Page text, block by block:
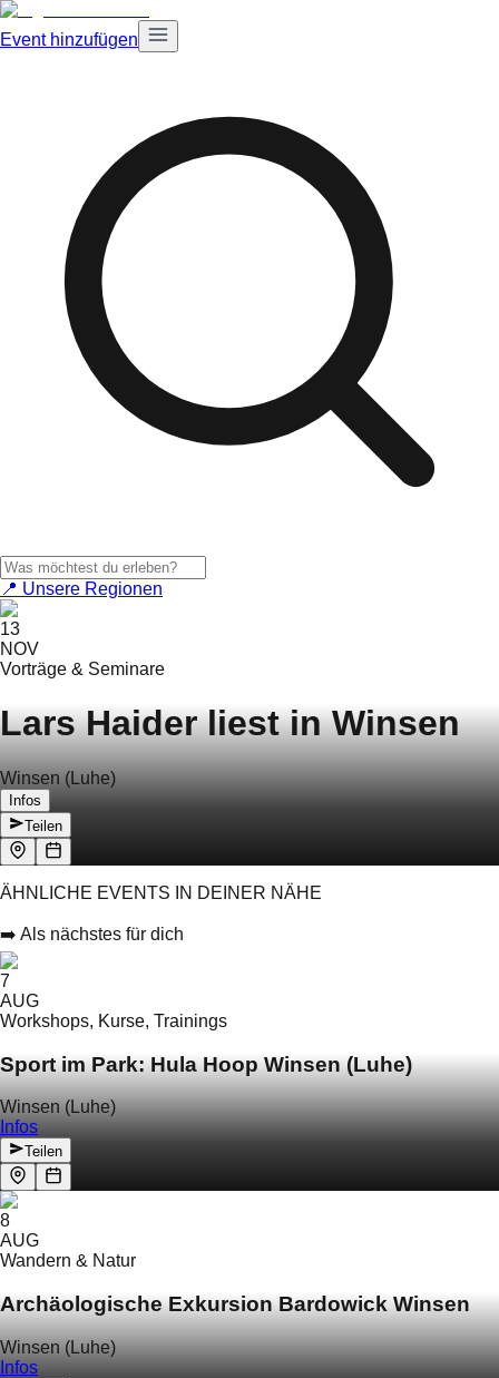
Event hinzufügen
📍 Unsere Regionen
13
NOV
Vorträge & Seminare
Lars Haider liest in Winsen
Winsen (Luhe)
Infos
Teilen
ÄHNLICHE EVENTS IN DEINER NÄHE
➡️ Als nächstes für dich
7
AUG
Workshops, Kurse, Trainings
Sport im Park: Hula Hoop Winsen (Luhe)
Winsen (Luhe)
Infos
Teilen
8
AUG
Wandern & Natur
Archäologische Exkursion Bardowick Winsen
Winsen (Luhe)
Infos